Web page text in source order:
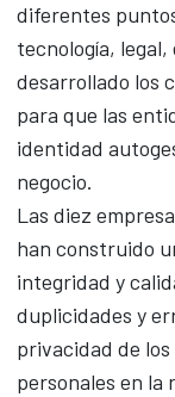
diferentes
tecnología,
desarrollado los
para que las
identidad
negocio.
Las diez
han construido
integridad y
duplicidades y
privacidad de
personales en la